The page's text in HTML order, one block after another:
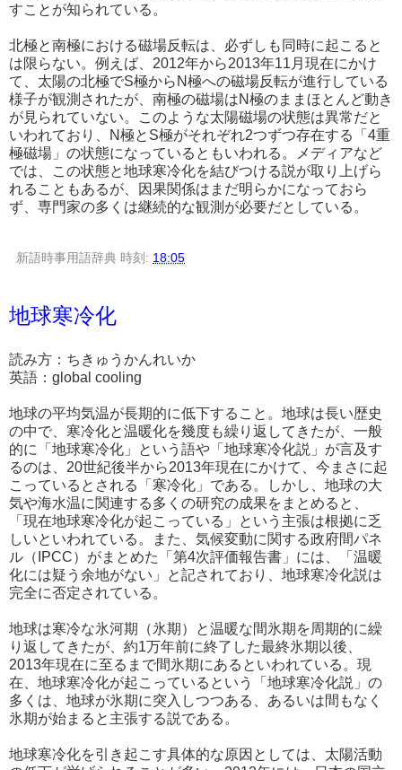
すことが知られている。
北極と南極における磁場反転は、必ずしも同時に起こると
は限らない。例えば、2012年から2013年11月現在にかけ
て、太陽の北極でS極からN極への磁場反転が進行している
様子が観測されたが、南極の磁場はN極のままほとんど動き
が見られていない。このような太陽磁場の状態は異常だと
いわれており、N極とS極がそれぞれ2つずつ存在する「4重
極磁場」の状態になっているともいわれる。メディアなど
では、この状態と地球寒冷化を結びつける説が取り上げら
れることもあるが、因果関係はまだ明らかになっておら
ず、専門家の多くは継続的な観測が必要だとしている。
新語時事用語辞典 時刻: 18:05
地球寒冷化
読み方：ちきゅうかんれいか
英語：global cooling
地球の平均気温が長期的に低下すること。地球は長い歴史
の中で、寒冷化と温暖化を幾度も繰り返してきたが、一般
的に「地球寒冷化」という語や「地球寒冷化説」が言及す
るのは、20世紀後半から2013年現在にかけて、今まさに起
こっているとされる「寒冷化」である。しかし、地球の大
気や海水温に関連する多くの研究の成果をまとめると、
「現在地球寒冷化が起こっている」という主張は根拠に乏
しいといわれている。また、気候変動に関する政府間パネ
ル（IPCC）がまとめた「第4次評価報告書」には、「温暖
化には疑う余地がない」と記されており、地球寒冷化説は
完全に否定されている。
地球は寒冷な氷河期（氷期）と温暖な間氷期を周期的に繰
り返してきたが、約1万年前に終了した最終氷期以後、
2013年現在に至るまで間氷期にあるといわれている。現
在、地球寒冷化が起こっているという「地球寒冷化説」の
多くは、地球が氷期に突入しつつある、あるいは間もなく
氷期が始まると主張する説である。
地球寒冷化を引き起こす具体的な原因としては、太陽活動